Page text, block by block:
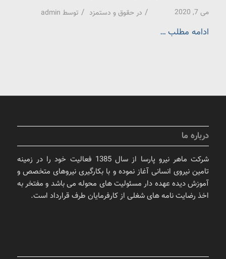
می 7, 2020 / درحقوق و دستمزد / توسط admin
ادامه مطلب …
درباره ما
شرکت ماهر نیرو پارسا از سال 1385 فعالیت خود را در زمینه
تامین نیروی انسانی آغاز نموده و با بکارگیری نیروهای متخصص و
آموزش دیده عهده دار مسئولیت های محوله می باشد و مفتخر به
اخذ رضایت نامه های شغلی از کارفرمایان طرف قرارداد است.